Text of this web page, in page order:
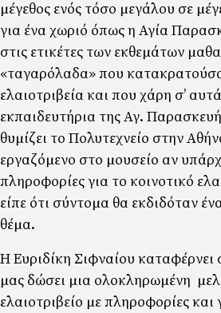
µέγεθος ενός τόσο µεγάλου σε
για ένα χωριό όπως η Αγία
στις ετικέτες των εκθεµάτων
«ταγαρόλαδα» που
ελαιοτριβεία και που χάρη σ’
εκπαιδευτήρια της Αγ.
θυµίζει το Πολυτεχνείο στην
εργαζόµενο στο µουσείο αν
πληροφορίες για το κοινοτικό
είπε ότι σύντοµα θα εκδιδόταν
θέµα.
Η Ευριδίκη Σιφναίου καταφέρνει
µας δώσει µια ολοκληρωµένη
ελαιοτριβείο µε πληροφορίες και